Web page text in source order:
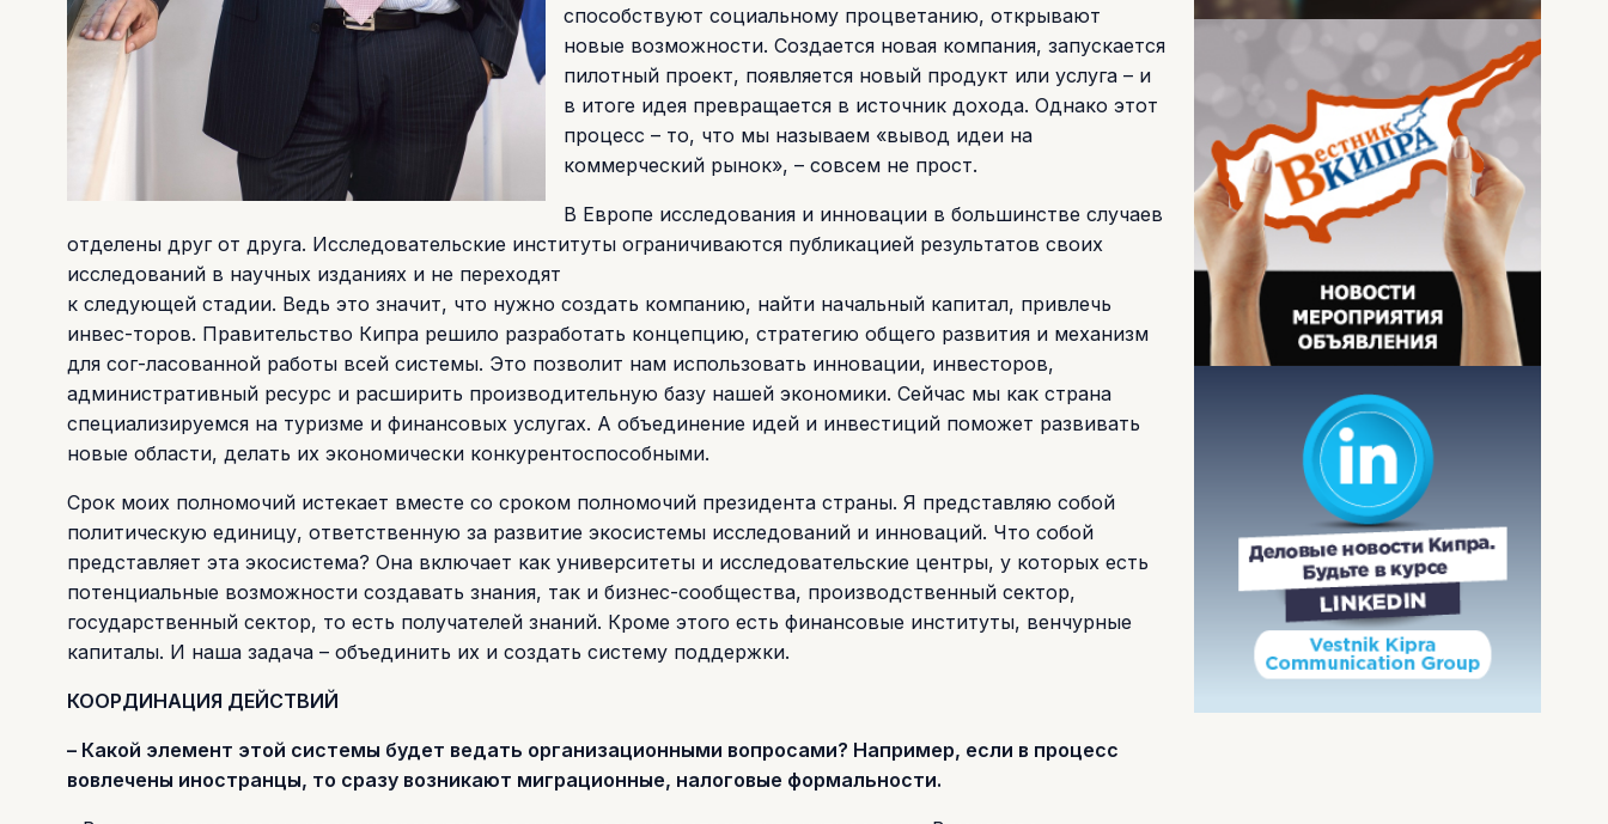
способствуют социальному процветанию, открывают
новые возможности. Создается новая компания, запускается
пилотный проект, появляется новый продукт или услуга – и
в итоге идея превращается в источник дохода. Однако этот
процесс – то, что мы называем «вывод идеи на
коммерческий рынок», – совсем не прост.
В Европе исследования и инновации в большинстве случаев
отделены друг от друга. Исследовательские институты ограничиваются публикацией результатов своих
исследований в научных изданиях и не переходят
к следующей стадии. Ведь это значит, что нужно создать компанию, найти начальный капитал, привлечь
инвес-торов. Правительство Кипра решило разработать концепцию, стратегию общего развития и механизм
для сог-ласованной работы всей системы. Это позволит нам использовать инновации, инвесторов,
административный ресурс и расширить производительную базу нашей экономики. Сейчас мы как страна
специализируемся на туризме и финансовых услугах. А объединение идей и инвестиций поможет развивать
новые области, делать их экономически конкурентоспособными.
Срок моих полномочий истекает вместе со сроком полномочий президента страны. Я представляю собой
политическую единицу, ответственную за развитие экосистемы исследований и инноваций. Что собой
представляет эта экосистема? Она включает как университеты и исследовательские центры, у которых есть
потенциальные возможности создавать знания, так и бизнес-сообщества, производственный сектор,
государственный сектор, то есть получателей знаний. Кроме этого есть финансовые институты, венчурные
капиталы. И наша задача – объединить их и создать систему поддержки.
КООРДИНАЦИЯ ДЕЙСТВИЙ
– Какой элемент этой системы будет ведать организационными вопросами? Например, если в процесс
вовлечены иностранцы, то сразу возникают миграционные, налоговые формальности.